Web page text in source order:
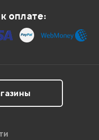
оплате: